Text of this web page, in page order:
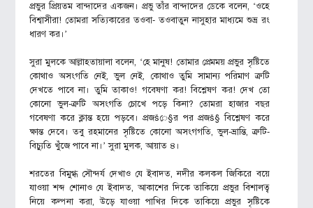
প্রভুর প্রিয়তম বান্দাদের একজন। প্রভু তাঁর বান্দাদের ডেকে বলেন, ‘ওহে
বিশ্বাসীরা! তোমরা সত্যিকারের তওবা- তওবাতুন নাসুহার মাধ্যমে শুভ্র রং
ধারণ কর।’
সুরা মুলকে আল্লাহতায়ালা বলেন, ‘হে মানুষ! তোমার প্রেমময় প্রভুর সৃষ্টিতে
কোথাও অসংগতি নেই, ভুল নেই, কোথাও তুমি সামান্য পরিমাণ ত্রুটি
দেখতে পাবে না। তুমি তাকাও! গবেষণা কর! বিশ্লেষণ কর! দেখ তো
কোনো ভুল-ত্রুটি অসংগতি চোখে পড়ে কিনা? তোমরা হাজার বছর
গবেষণা করে ক্লান্ত হয়ে পড়বে। প্রজšে§র পর প্রজš§ বিশ্লেষণ করে
ক্ষান্ত দেবে। তবু রহমানের সৃষ্টিতে কোনো অসংগগতি, ভুল-ভ্রান্তি, ত্রুটি-
বিচ্যুতি খুঁজে পাবে না।’ সুরা মুলক, আয়াত ৪।
শরতের বিমুগ্ধ সৌন্দর্য দেখাও যে ইবাদত, নদীর কলকল জিকিরে বয়ে
যাওয়া শব্দ শোনাও যে ইবাদত, আকাশের দিকে তাকিয়ে প্রভুর বিশালত্ব
নিয়ে কল্পনা করা, উড়ে যাওয়া পাখির দিকে তাকিয়ে প্রভুর সৃষ্টিকে